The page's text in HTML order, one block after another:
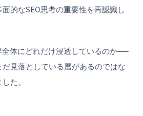
的なSEO思考の重要性を再認識し
全体にどれだけ浸透しているのか──
見落としている層があるのではな
た。